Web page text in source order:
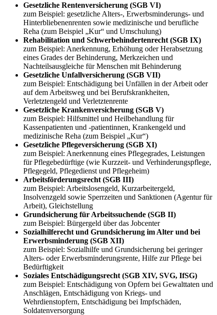
Gesetzliche Rentenversicherung (SGB VI)
zum Beispiel: gesetzliche Alters-, Erwerbsminderungs- und
Hinterbliebenenrenten sowie medizinische und berufliche
Reha (zum Beispiel „Kur“ und Umschulung)
Rehabilitation und Schwerbehindertenrecht (SGB IX)
zum Beispiel: Anerkennung, Erhöhung oder Herabsetzung
eines Grades der Behinderung, Merkzeichen und
Nachteilsausgleiche für Menschen mit Behinderung
Gesetzliche Unfallversicherung (SGB VII)
zum Beispiel: Entschädigung bei Unfällen in der Arbeit oder
auf dem Arbeitsweg und bei Berufskrankheiten,
Verletztengeld und Verletztenrente
Gesetzliche Krankenversicherung (SGB V)
zum Beispiel: Hilfsmittel und Heilbehandlung für
Kassenpatienten und -patientinnen, Krankengeld und
medizinische Reha (zum Beispiel „Kur“)
Gesetzliche Pflegeversicherung (SGB XI)
zum Beispiel: Anerkennung eines Pflegegrades, Leistungen
für Pflegebedürftige (wie Kurzzeit- und Verhinderungspflege,
Pflegegeld, Pflegedienst und Pflegeheim)
Arbeitsförderungsrecht (SGB III)
zum Beispiel: Arbeitslosengeld, Kurzarbeitergeld,
Insolvenzgeld sowie Sperrzeiten und Sanktionen (Agentur für
Arbeit), Gleichstellung
Grundsicherung für Arbeitssuchende (SGB II)
zum Beispiel: Bürgergeld über das Jobcenter
Sozialhilferecht und Grundsicherung im Alter und bei
Erwerbsminderung (SGB XII)
zum Beispiel: Sozialhilfe und Grundsicherung bei geringer
Alters- oder Erwerbsminderungsrente, Hilfe zur Pflege bei
Bedürftigkeit
Soziales Entschädigungsrecht (SGB XIV, SVG, IfSG)
zum Beispiel: Entschädigung von Opfern bei Gewalttaten und
Anschlägen, Entschädigung von Kriegs- und
Wehrdienstopfern, Entschädigung bei Impfschäden,
Soldatenversorgung